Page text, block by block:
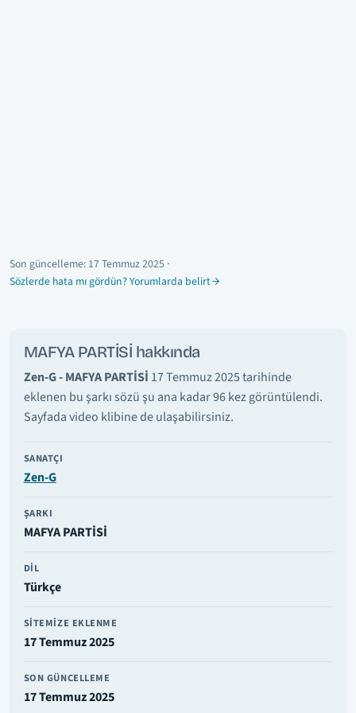
Son güncelleme: 17 Temmuz 2025 ·
Sözlerde hata mı gördün? Yorumlarda belirt
MAFYA PARTİSİ hakkında
Zen-G - MAFYA PARTİSİ 17 Temmuz 2025 tarihinde
eklenen bu şarkı sözü şu ana kadar 96 kez görüntülendi.
Sayfada video klibine de ulaşabilirsiniz.
SANATÇI
Zen-G
ŞARKI
MAFYA PARTİSİ
DIL
Türkçe
SITEMIZE EKLENME
17 Temmuz 2025
SON GÜNCELLEME
17 Temmuz 2025